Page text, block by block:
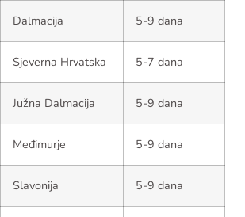
Dalmacija 5-9 dana
Sjeverna Hrvatska 5-7 dana
Južna Dalmacija 5-9 dana
Međimurje 5-9 dana
Slavonija 5-9 dana